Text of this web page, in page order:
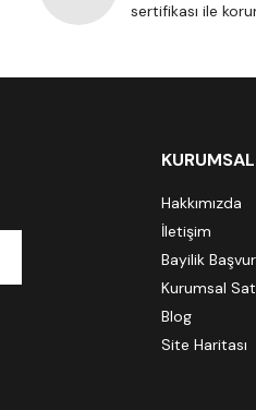
sertifikası ile
KURUMSAL
Hakkımızda
İletişim
Bayilik
Kurumsal
Blog
Site Haritası